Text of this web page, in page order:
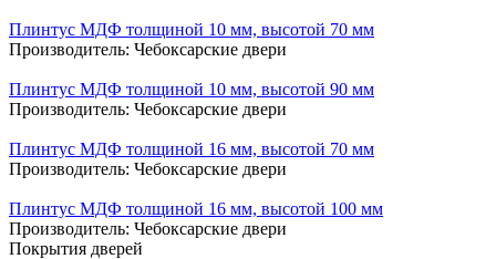
Плинтус МДФ толщиной 10 мм, высотой 70 мм
Производитель: Чебоксарские двери
Плинтус МДФ толщиной 10 мм, высотой 90 мм
Производитель: Чебоксарские двери
Плинтус МДФ толщиной 16 мм, высотой 70 мм
Производитель: Чебоксарские двери
Плинтус МДФ толщиной 16 мм, высотой 100 мм
Производитель: Чебоксарские двери
Покрытия дверей